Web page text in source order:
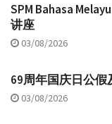
SPM Bahasa
讲座
03/08/2026
69周年国庆日公
03/08/2026